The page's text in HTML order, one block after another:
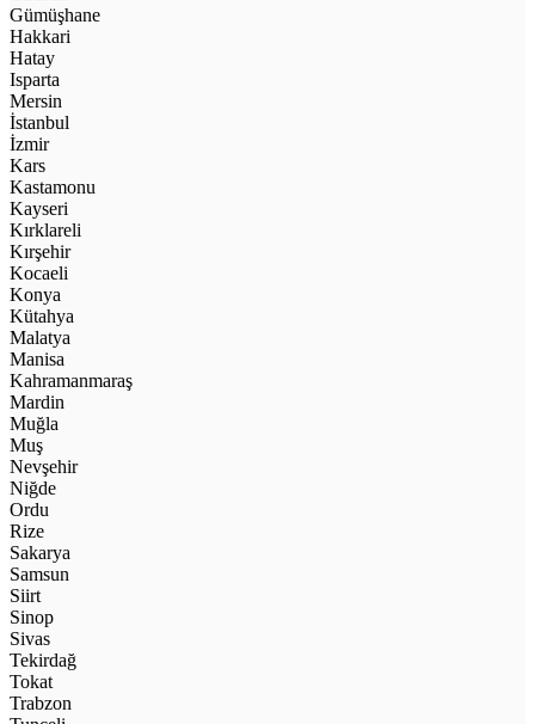
Gümüşhane
Hakkari
Hatay
Isparta
Mersin
İstanbul
İzmir
Kars
Kastamonu
Kayseri
Kırklareli
Kırşehir
Kocaeli
Konya
Kütahya
Malatya
Manisa
Kahramanmaraş
Mardin
Muğla
Muş
Nevşehir
Niğde
Ordu
Rize
Sakarya
Samsun
Siirt
Sinop
Sivas
Tekirdağ
Tokat
Trabzon